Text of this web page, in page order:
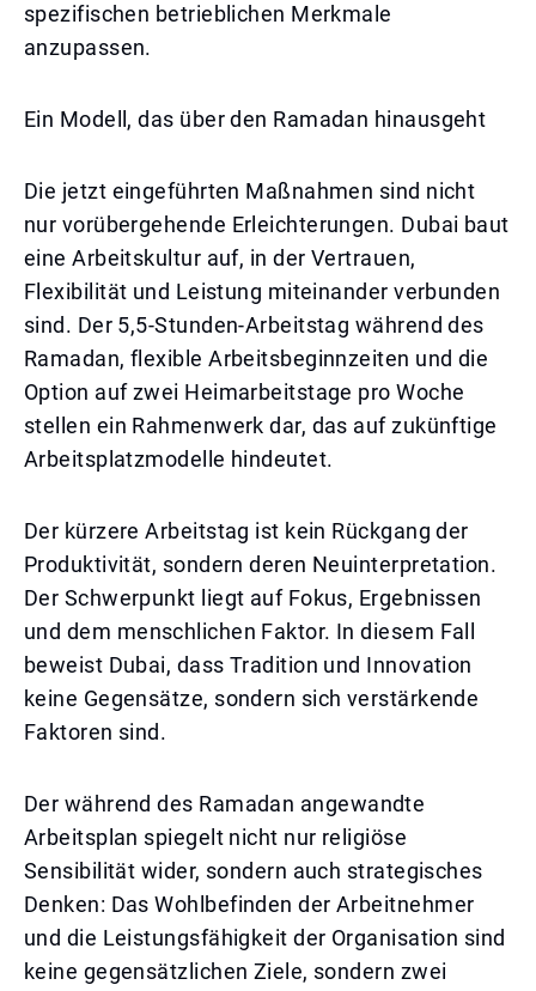
spezifischen betrieblichen Merkmale
anzupassen.
Ein Modell, das über den Ramadan hinausgeht
Die jetzt eingeführten Maßnahmen sind nicht
nur vorübergehende Erleichterungen. Dubai baut
eine Arbeitskultur auf, in der Vertrauen,
Flexibilität und Leistung miteinander verbunden
sind. Der 5,5-Stunden-Arbeitstag während des
Ramadan, flexible Arbeitsbeginnzeiten und die
Option auf zwei Heimarbeitstage pro Woche
stellen ein Rahmenwerk dar, das auf zukünftige
Arbeitsplatzmodelle hindeutet.
Der kürzere Arbeitstag ist kein Rückgang der
Produktivität, sondern deren Neuinterpretation.
Der Schwerpunkt liegt auf Fokus, Ergebnissen
und dem menschlichen Faktor. In diesem Fall
beweist Dubai, dass Tradition und Innovation
keine Gegensätze, sondern sich verstärkende
Faktoren sind.
Der während des Ramadan angewandte
Arbeitsplan spiegelt nicht nur religiöse
Sensibilität wider, sondern auch strategisches
Denken: Das Wohlbefinden der Arbeitnehmer
und die Leistungsfähigkeit der Organisation sind
keine gegensätzlichen Ziele, sondern zwei